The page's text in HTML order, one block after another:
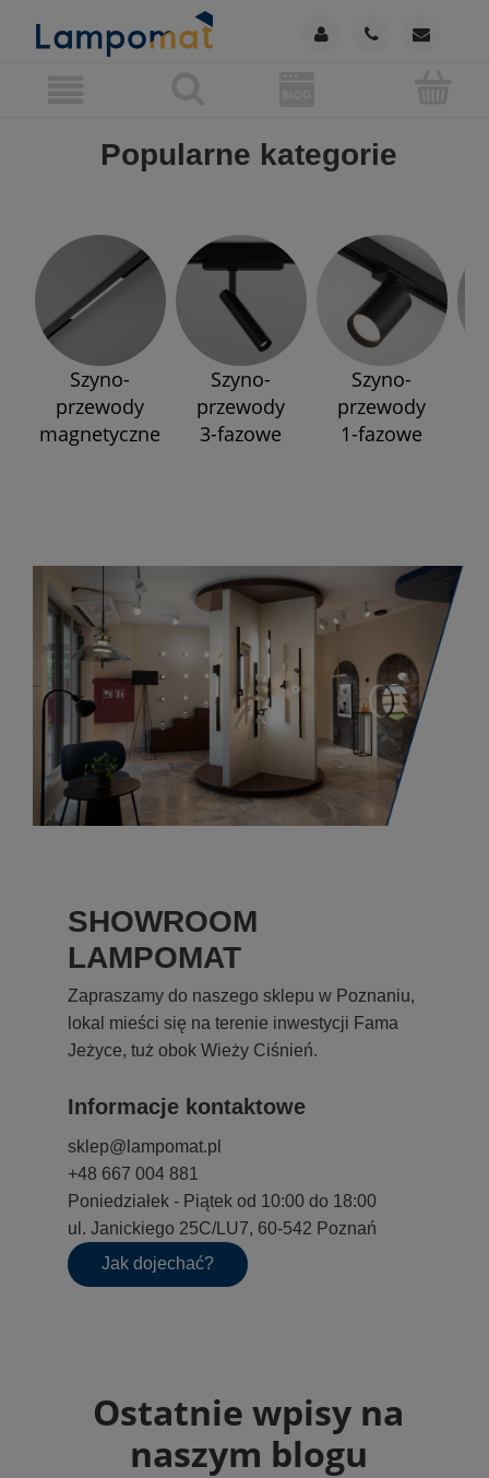
Popularne kategorie
Szyno-
przewody
magnetyczne
Szyno-
przewody
3-fazowe
Szyno-
przewody
1-fazowe
SHOWROOM
LAMPOMAT
Zapraszamy do naszego sklepu w Poznaniu,
lokal mieści się na terenie inwestycji Fama
Jeżyce, tuż obok Wieży Ciśnień.
Informacje kontaktowe
sklep@lampomat.pl
+48 667 004 881
Poniedziałek - Piątek od 10:00 do 18:00
ul. Janickiego 25C/LU7, 60-542 Poznań
Jak dojechać?
Ostatnie wpisy na
naszym blogu